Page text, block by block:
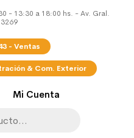
- 13:30 a 18:00 hs. - Av. Gral.
- Ventas
& Com. Exterior
Mi Cuenta